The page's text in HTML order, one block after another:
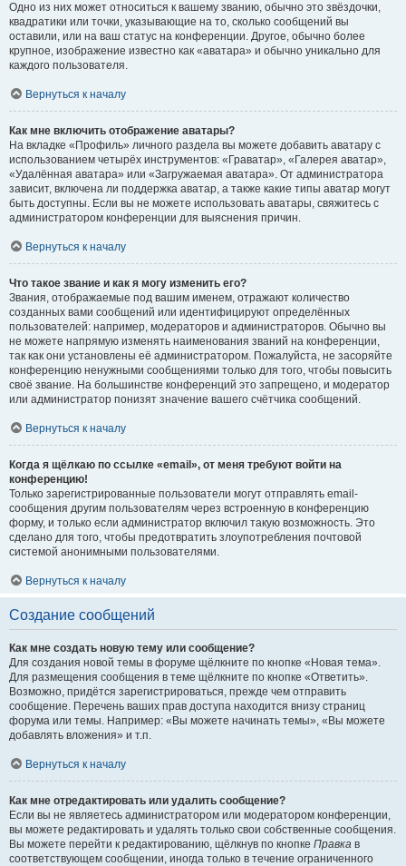
Одно из них может относиться к вашему званию, обычно это звёздочки,
квадратики или точки, указывающие на то, сколько сообщений вы
оставили, или на ваш статус на конференции. Другое, обычно более
крупное, изображение известно как «аватара» и обычно уникально для
каждого пользователя.
Вернуться к началу
Как мне включить отображение аватары?
На вкладке «Профиль» личного раздела вы можете добавить аватару с
использованием четырёх инструментов: «Граватар», «Галерея аватар»,
«Удалённая аватара» или «Загружаемая аватара». От администратора
зависит, включена ли поддержка аватар, а также какие типы аватар могут
быть доступны. Если вы не можете использовать аватары, свяжитесь с
администратором конференции для выяснения причин.
Вернуться к началу
Что такое звание и как я могу изменить его?
Звания, отображаемые под вашим именем, отражают количество
созданных вами сообщений или идентифицируют определённых
пользователей: например, модераторов и администраторов. Обычно вы
не можете напрямую изменять наименования званий на конференции,
так как они установлены её администратором. Пожалуйста, не засоряйте
конференцию ненужными сообщениями только для того, чтобы повысить
своё звание. На большинстве конференций это запрещено, и модератор
или администратор понизят значение вашего счётчика сообщений.
Вернуться к началу
Когда я щёлкаю по ссылке «email», от меня требуют войти на
конференцию!
Только зарегистрированные пользователи могут отправлять email-
сообщения другим пользователям через встроенную в конференцию
форму, и только если администратор включил такую возможность. Это
сделано для того, чтобы предотвратить злоупотребления почтовой
системой анонимными пользователями.
Вернуться к началу
Создание сообщений
Как мне создать новую тему или сообщение?
Для создания новой темы в форуме щёлкните по кнопке «Новая тема».
Для размещения сообщения в теме щёлкните по кнопке «Ответить».
Возможно, придётся зарегистрироваться, прежде чем отправить
сообщение. Перечень ваших прав доступа находится внизу страниц
форума или темы. Например: «Вы можете начинать темы», «Вы можете
добавлять вложения» и т.п.
Вернуться к началу
Как мне отредактировать или удалить сообщение?
Если вы не являетесь администратором или модератором конференции,
вы можете редактировать и удалять только свои собственные сообщения.
Вы можете перейти к редактированию, щёлкнув по кнопке Правка в
соответствующем сообщении, иногда только в течение ограниченного